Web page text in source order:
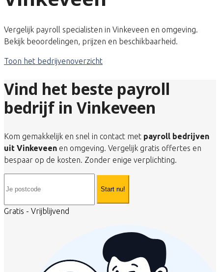
Vergelijk payroll specialisten in Vinkeveen en omgeving.
Bekijk beoordelingen, prijzen en beschikbaarheid.
Toon het bedrijvenoverzicht
Vind het beste payroll
bedrijf in Vinkeveen
Kom gemakkelijk en snel in contact met payroll bedrijven
uit Vinkeveen en omgeving. Vergelijk gratis offertes en
bespaar op de kosten. Zonder enige verplichting.
Start nu!
Gratis - Vrijblijvend